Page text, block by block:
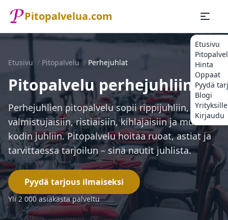
Pitopalvelua.com
Etusivu
Hinta
Oppaat
Pyydä
Blogi
Yrityksille
Kirjaudu
Etusivu / Pitopalvelu / Perhejuhlat
Pitopalvelu perhejuhliin
Perhejuhlien pitopalvelu sopii rippijuhliin,
valmistujaisiin, ristiäisiin, kihla­jaisiin ja muihin
kodin juhliin. Pitopalvelu hoitaa ruoat, astiat ja
tarvittaessa tarjoilun – sinä nautit juhlista.
Pyydä tarjous ilmaiseksi
Yli 2 000 asiakasta palveltu